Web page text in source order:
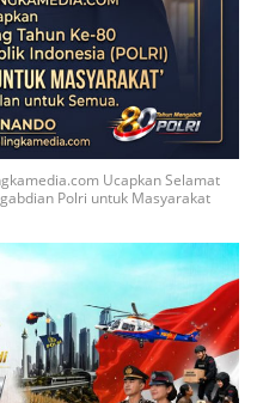
Ucapkan Selamat
Polri untuk Masyarakat